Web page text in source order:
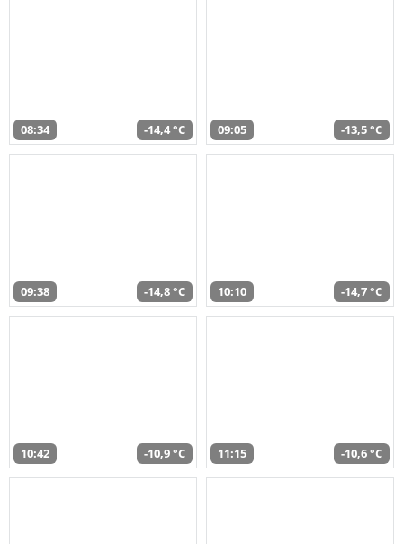
08:34 -14,4 °C 09:05 -13,5 °C
09:38 -14,8 °C 10:10 -14,7 °C
10:42 -10,9 °C 11:15 -10,6 °C